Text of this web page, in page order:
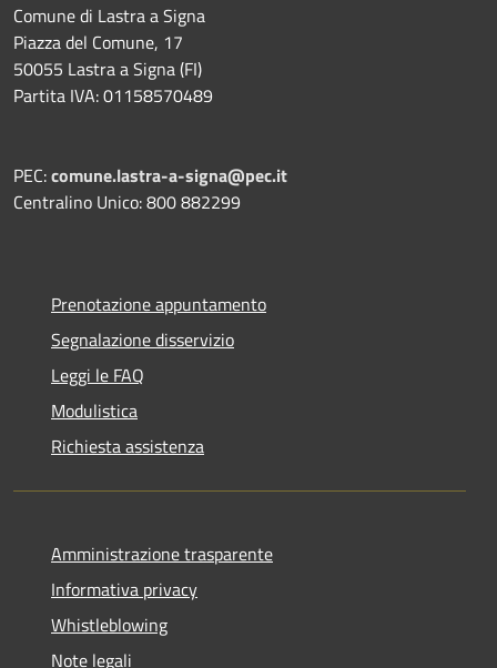
Comune di Lastra a Signa
Piazza del Comune, 17
50055 Lastra a Signa (FI)
Partita IVA: 01158570489
PEC:comune.lastra-a-signa@pec.it
Centralino Unico: 800 882299
Prenotazione appuntamento
Segnalazione disservizio
Leggi le FAQ
Modulistica
Richiesta assistenza
Amministrazione trasparente
Informativa privacy
Whistleblowing
Note legali